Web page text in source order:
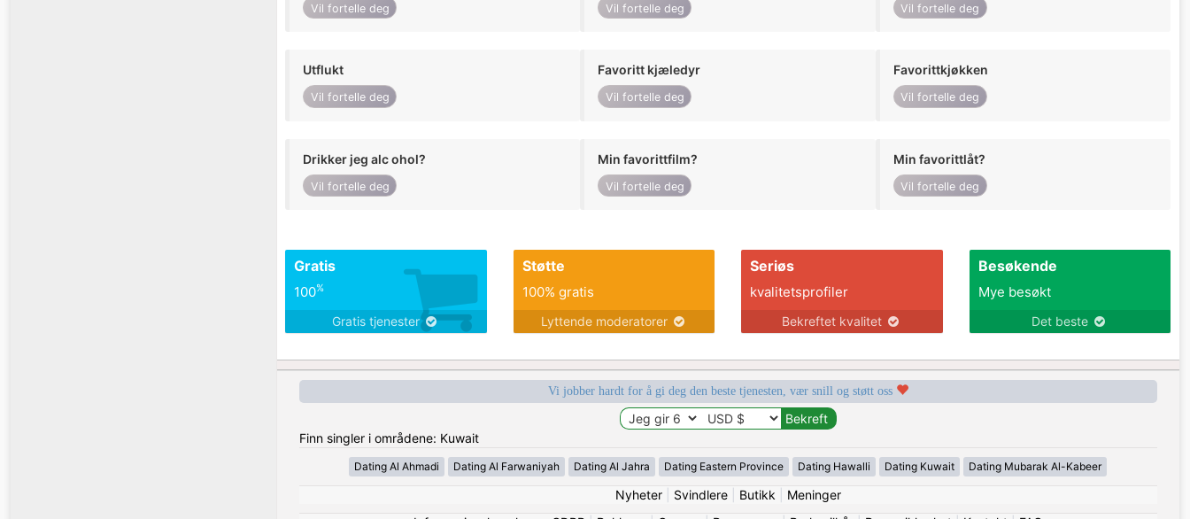
Vil fortelle deg Vil fortelle deg Vil fortelle deg
Utflukt
Vil fortelle deg
Favoritt kjæledyr
Vil fortelle deg
Favorittkjøkken
Vil fortelle deg
Drikker jeg alc ohol?
Vil fortelle deg
Min favorittfilm?
Vil fortelle deg
Min favorittlåt?
Vil fortelle deg
Gratis
100%
Gratis tjenester
Støtte
100% gratis
Lyttende moderatorer
Seriøs
kvalitetsprofiler
Bekreftet kvalitet
Besøkende
Mye besøkt
Det beste
Vi jobber hardt for å gi deg den beste tjenesten, vær snill og støtt oss
Finn singler i områdene: Kuwait
Dating Al Ahmadi Dating Al Farwaniyah Dating Al Jahra Dating Eastern Province Dating Hawalli Dating Kuwait Dating Mubarak Al-Kabeer
Nyheter| Svindlere| Butikk
Meninger